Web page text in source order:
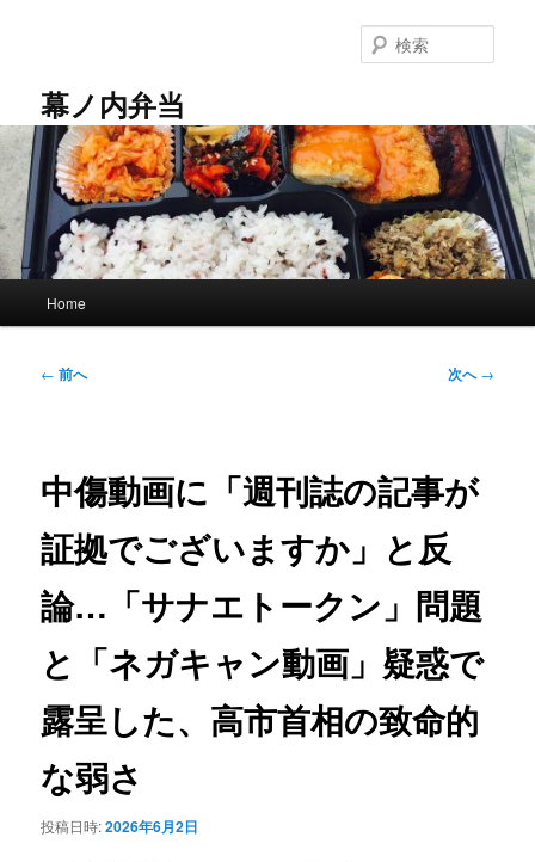
テ
ン
へ
移
動
幕ノ内弁当
索
Home
投
ゲ
ー
ョ
ン
← 前へ 次へ→
中傷動画に「週刊誌の記事が
証拠でございますか」と反
論…「サナエトークン」問題
と「ネガキャン動画」疑惑で
露呈した、高市首相の致命的
な弱さ
投稿日時:2026年6月2日